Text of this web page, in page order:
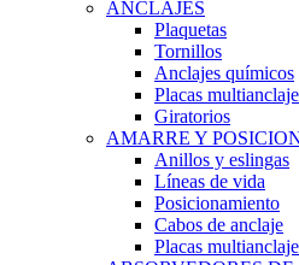
ANCLAJES
Plaquetas
Tornillos
Anclajes químicos
Placas multianclaje
Giratorios
AMARRE Y
Anillos y eslingas
Líneas de vida
Posicionamiento
Cabos de anclaje
Placas multianclaje